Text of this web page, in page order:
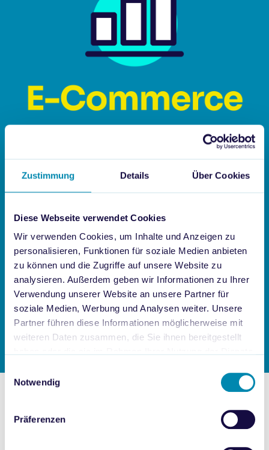
Zustimmung Details Über Cookies
Diese Webseite verwendet Cookies
Wir verwenden Cookies, um Inhalte und Anzeigen zu
personalisieren, Funktionen für soziale Medien anbieten
zu können und die Zugriffe auf unsere Website zu
analysieren. Außerdem geben wir Informationen zu Ihrer
Verwendung unserer Website an unsere Partner für
soziale Medien, Werbung und Analysen weiter. Unsere
Partner führen diese Informationen möglicherweise mit
weiteren Daten zusammen, die Sie ihnen bereitgestellt
Notwendig
Präferenzen